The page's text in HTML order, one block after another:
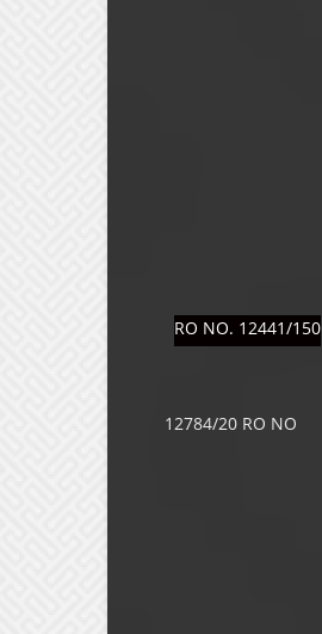
RO NO. 12441/150
12784/20 RO NO